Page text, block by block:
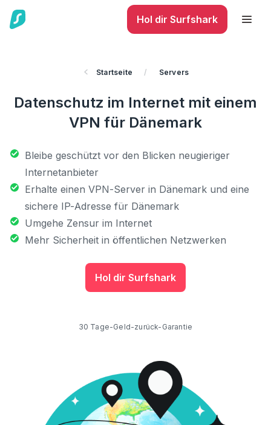
Hol dir Surfshark
Startseite / Servers
Datenschutz im Internet mit einem
VPN für Dänemark
Bleibe geschützt vor den Blicken neugieriger
Internetanbieter
Erhalte einen VPN-Server in Dänemark und eine
sichere IP-Adresse für Dänemark
Umgehe Zensur im Internet
Mehr Sicherheit in öffentlichen Netzwerken
Hol dir Surfshark
30 Tage-Geld-zurück-Garantie